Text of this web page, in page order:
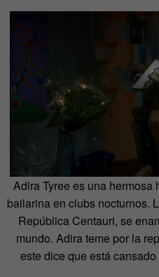
Adira Tyree es una
bailarina en clubs nocturnos.
República Centauri, se
mundo. Adira teme por la
este dice que está